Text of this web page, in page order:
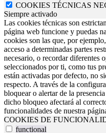
COOKIES TÉCNICAS
Siempre activado
Las cookies técnicas son
página web funcione y puedas
cookies son las que, por
acceso a determinadas partes
necesario, o recordar diferentes
seleccionados por ti, como tus
están activadas por defecto, no
respecto. A través de la
bloquear o alertar de la
dicho bloqueo afectará al
funcionalidades de nuestra
COOKIES DE
functional